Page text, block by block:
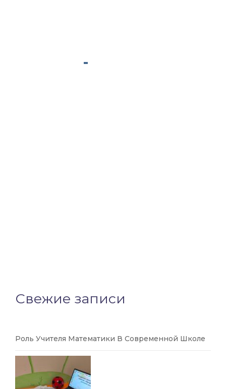
Свежие записи
Роль Учителя Математики В Современной Школе